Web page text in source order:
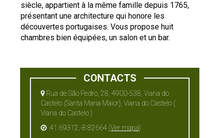
siècle, appartient à la même famille depuis 1765,
présentant une architecture qui honore les
découvertes portugaises. Vous propose huit
chambres bien équipées, un salon et un bar.
CONTACTS
Rua de São Pedro, 28, 4900-538, Viana do
Castelo (Santa Maria Maior), Viana do Castelo (
Viana do Castelo )
41.69312,-8.82664 (Ver mapa)